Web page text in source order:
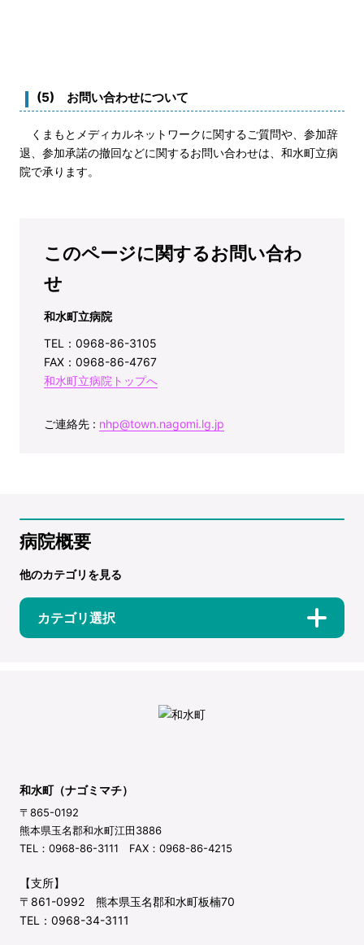
(5) お問い合わせについて
くまもとメディカルネットワークに関するご質問や、参加辞
退、参加承諾の撤回などに関するお問い合わせは、和水町立病
院で承ります。
このページに関するお問い合わ
せ
和水町立病院
TEL：0968-86-3105
FAX：0968-86-4767
和水町立病院トップへ
ご連絡先 : nhp@town.nagomi.lg.jp
病院概要
他のカテゴリを見る
カテゴリ選択
和水町（ナゴミマチ）
〒865-0192
熊本県玉名郡和水町江田3886
TEL：0968-86-3111 FAX：0968-86-4215
【支所】
〒861-0992 熊本県玉名郡和水町板楠70
TEL：0968-34-3111